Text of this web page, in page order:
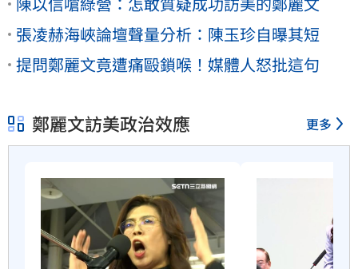
張凌赫海峽論壇聲量分析：陳玉珍自曝其短
提問鄭麗文竟遭痛毆鎖喉！媒體人怒批這句
鄭麗文訪美政治效應 更多